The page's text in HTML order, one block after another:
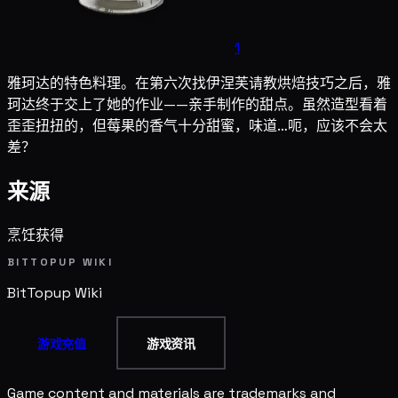
1
雅珂达的特色料理。在第六次找伊涅芙请教烘焙技巧之后，雅
珂达终于交上了她的作业——亲手制作的甜点。虽然造型看着
歪歪扭扭的，但莓果的香气十分甜蜜，味道…呃，应该不会太
差？
来源
烹饪获得
BITTOPUP WIKI
BitTopup Wiki
游戏充值 游戏资讯
Game content and materials are trademarks and